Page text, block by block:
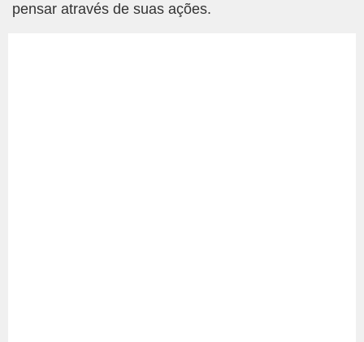
pensar através de suas ações.